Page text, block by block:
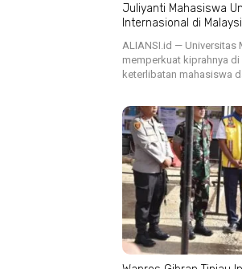
Juliyanti Mahasiswa
Internasional di
ALIANSI.id — Universitas
memperkuat kiprahnya
keterlibatan mahasiswa